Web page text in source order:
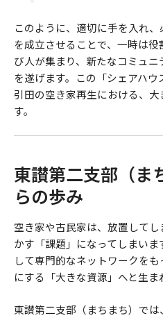
このように、適切に手を入れ
を成立させることで、一時は
び人が集まり、新たなコミュ
を遂げます。この「シェアハ
引田の空き家再生における、
す。
東讃第二支部（ま
らの歩み
空き家や古民家は、放置して
かす「課題」になってしまい
して専門的なネットワークを
にする「大きな資源」へと生ま
東讃第二支部（まちまち）で